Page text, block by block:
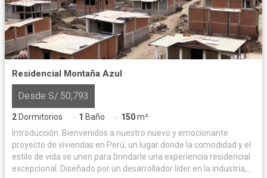
Residencial Montaña Azul
Desde S/.50,793
2 Dormitorios · 1 Baño · 150m²
Introducción: Bienvenidos a nuestro nuevo y emocionante
proyecto de viviendas en Perú, un lugar donde la comodidad y el
estilo de vida se unen para brindarle una experiencia residencial
excepcional. Diseñado por un desarrollador líder en la industria,